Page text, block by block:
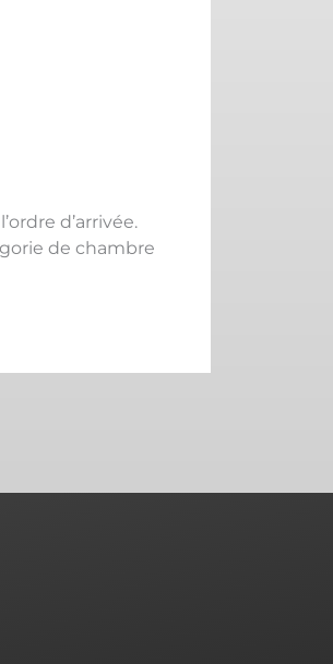
d’arrivée.
de chambre